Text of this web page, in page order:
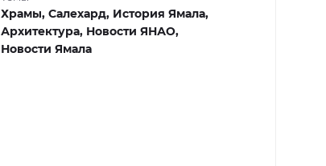
Храмы, Салехард, История Ямала,
Архитектура, Новости ЯНАО,
Новости Ямала